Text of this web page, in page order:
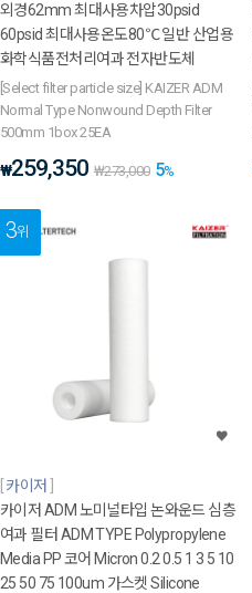
외경62mm 최대사용차압30psid
60psid 최대사용온도80℃ 일반 산업용
화학식품전처리여과 전자반도체
[Select filter particle size] KAIZER ADM
Normal Type Nonwound Depth Filter
500mm 1box 25EA
₩259,350 ₩273,000 5%
3위
카이저
카이저 ADM 노미널타입 논와운드 심층
여과 필터 ADM TYPE Polypropylene
Media PP 코어 Micron 0.2 0.5 1 3 5 10
25 50 75 100um 가스켓 Silicone